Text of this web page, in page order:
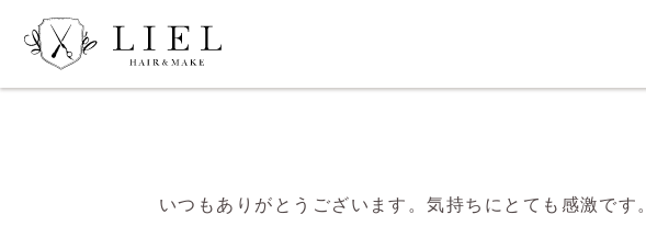
いつもありがとうございます。気持ちにとても感激です。